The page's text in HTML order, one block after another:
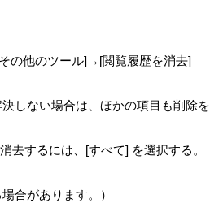
の他のツール]→[閲覧履歴を消去]
しない場合は、ほかの項目も削除を
去するには、[すべて] を選択する。
合があります。）